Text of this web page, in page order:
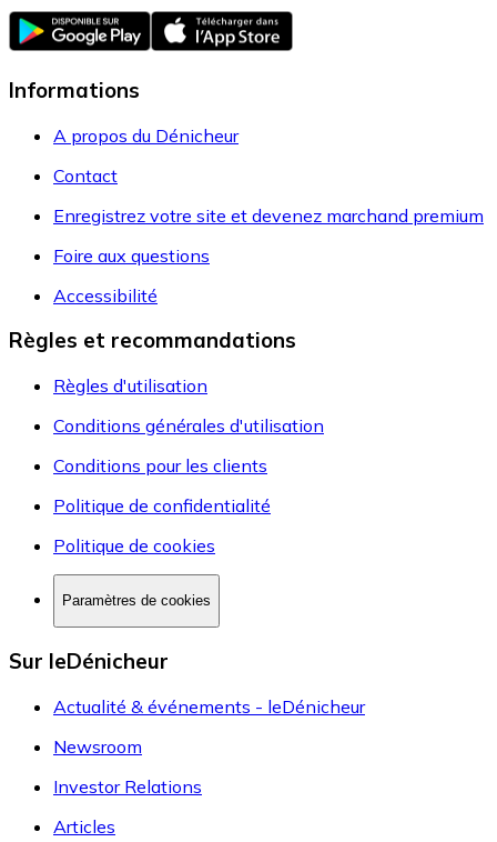
Informations
A propos du Dénicheur
Contact
Enregistrez votre site et devenez marchand premium
Foire aux questions
Accessibilité
Règles et recommandations
Règles d'utilisation
Conditions générales d'utilisation
Conditions pour les clients
Politique de confidentialité
Politique de cookies
Paramètres de cookies
Sur leDénicheur
Actualité & événements - leDénicheur
Newsroom
Investor Relations
Articles